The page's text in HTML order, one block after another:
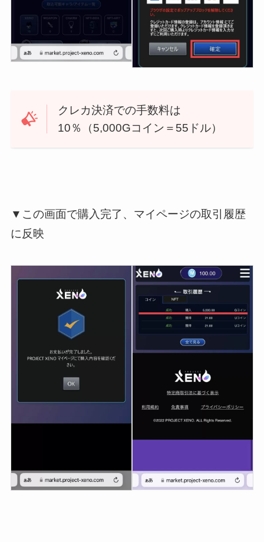
クレカ決済での手数料は
10％（5,000Gコイン＝55ドル）
▼この画面で購入完了、マイページの取引履歴
に反映